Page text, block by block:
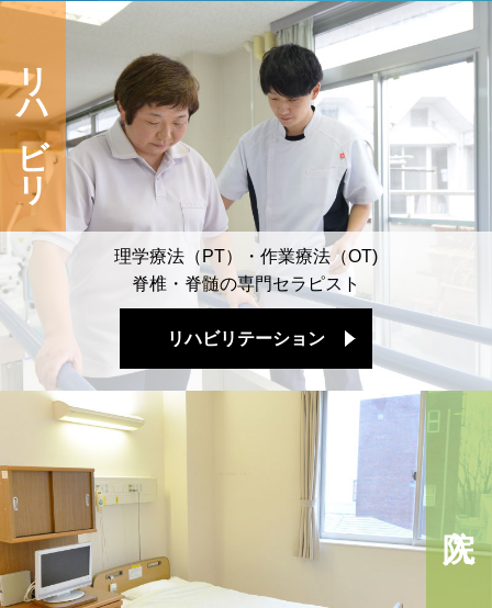
リハビリ
理学療法（PT）・作業療法（OT)
脊椎・脊髄の専門セラピスト
リハビリテーション